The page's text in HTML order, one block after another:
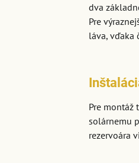
dva
Pre
láva, vďaka
Pre
solárnemu
rezervoára